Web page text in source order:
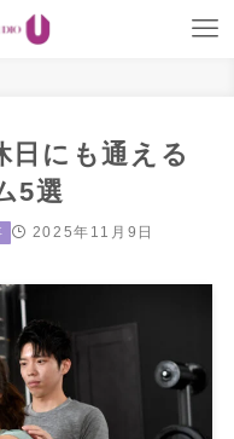
日にも通える
5選
2025年11月9日